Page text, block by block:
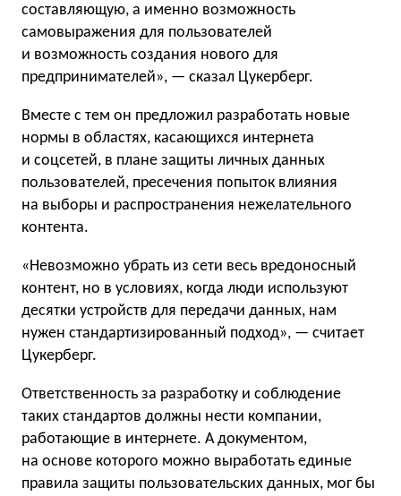
составляющую, а именно возможность
самовыражения для пользователей
и возможность создания нового для
предпринимателей», — сказал Цукерберг.
Вместе с тем он предложил разработать новые
нормы в областях, касающихся интернета
и соцсетей, в плане защиты личных данных
пользователей, пресечения попыток влияния
на выборы и распространения нежелательного
контента.
«Невозможно убрать из сети весь вредоносный
контент, но в условиях, когда люди используют
десятки устройств для передачи данных, нам
нужен стандартизированный подход», — считает
Цукерберг.
Ответственность за разработку и соблюдение
таких стандартов должны нести компании,
работающие в интернете. А документом,
на основе которого можно выработать единые
правила защиты пользовательских данных, мог бы